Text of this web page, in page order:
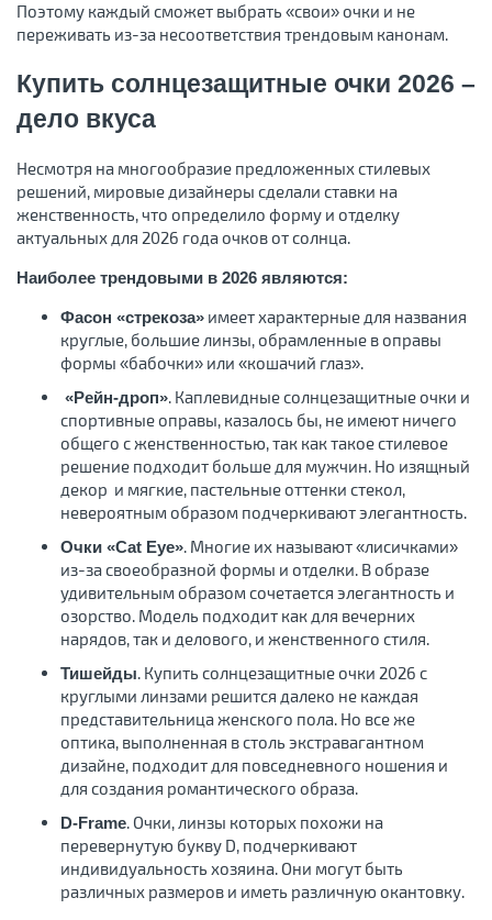
Поэтому каждый сможет выбрать «свои» очки и не
переживать из-за несоответствия трендовым канонам.
Купить солнцезащитные очки 2026 –
дело вкуса
Несмотря на многообразие предложенных стилевых
решений, мировые дизайнеры сделали ставки на
женственность, что определило форму и отделку
актуальных для 2026 года очков от солнца.
Наиболее трендовыми в 2026 являются:
Фасон «стрекоза» имеет характерные для названия
круглые, большие линзы, обрамленные в оправы
формы «бабочки» или «кошачий глаз».
«Рейн-дроп». Каплевидные солнцезащитные очки и
спортивные оправы, казалось бы, не имеют ничего
общего с женственностью, так как такое стилевое
решение подходит больше для мужчин. Но изящный
декор и мягкие, пастельные оттенки стекол,
невероятным образом подчеркивают элегантность.
Очки «Cat Eye». Многие их называют «лисичками»
из-за своеобразной формы и отделки. В образе
удивительным образом сочетается элегантность и
озорство. Модель подходит как для вечерних
нарядов, так и делового, и женственного стиля.
Тишейды. Купить солнцезащитные очки 2026 с
круглыми линзами решится далеко не каждая
представительница женского пола. Но все же
оптика, выполненная в столь экстравагантном
дизайне, подходит для повседневного ношения и
для создания романтического образа.
D-Frame. Очки, линзы которых похожи на
перевернутую букву D, подчеркивают
индивидуальность хозяина. Они могут быть
различных размеров и иметь различную окантовку.